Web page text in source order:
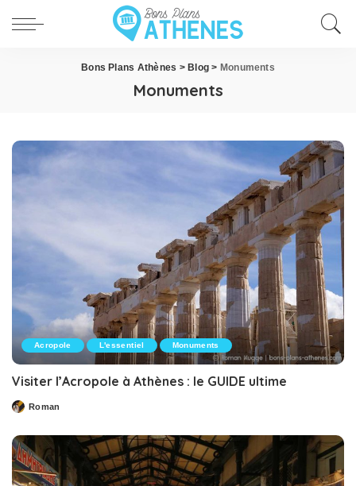
Bons Plans Athènes > Blog > Monuments
Monuments
Acropole L'essentiel Monuments
Visiter l’Acropole à Athènes : le GUIDE ultime
PostedRoman